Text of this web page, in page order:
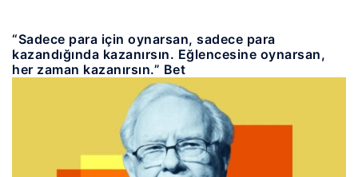
“Sadece para için oynarsan, sadece para
kazandığında kazanırsın. Eğlencesine oynarsan,
her zaman kazanırsın.” Bet